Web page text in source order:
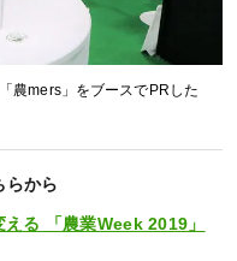
農mers」をブースでPRした
らから
る 「農業Week 2019」